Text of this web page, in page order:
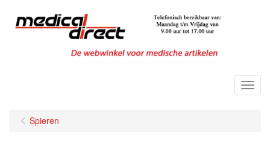
Menu
Spieren